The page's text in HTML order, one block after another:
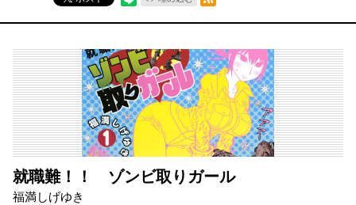
就職難！！ ゾンビ取りガール
福満しげゆき